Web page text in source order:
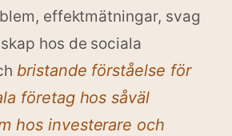
effektmätningar, svag
hos de sociala
bristande förståelse för
företag hos såväl
hos investerare och